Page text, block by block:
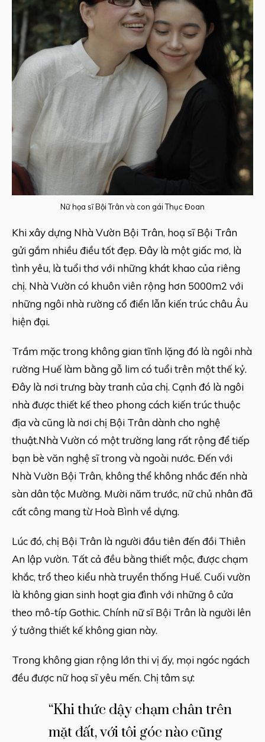
Nữ họa sĩ Bội Trân và con gái Thục Đoan
Khi xây dựng Nhà Vườn Bội Trân, hoạ sĩ Bội Trân
gửi gắm nhiều điều tốt đẹp. Đây là một giấc mơ, là
tình yêu, là tuổi thơ với những khát khao của riêng
chị. Nhà Vườn có khuôn viên rộng hơn 5000m2 với
những ngôi nhà rường cổ điển lẫn kiến trúc châu Âu
hiện đại.
Trầm mặc trong không gian tĩnh lặng đó là ngôi nhà
rường Huế làm bằng gỗ lim có tuổi trên một thế kỷ.
Đây là nơi trưng bày tranh của chị. Cạnh đó là ngôi
nhà được thiết kế theo phong cách kiến trúc thuộc
địa và cũng là nơi chị Bội Trân dành cho nghệ
thuật.Nhà Vườn có một trường lang rất rộng để tiếp
bạn bè văn nghệ sĩ trong và ngoài nước. Đến với
Nhà Vườn Bội Trân, không thể không nhắc đến nhà
sàn dân tộc Mường. Mười năm trước, nữ chủ nhân đã
cất công mang từ Hoà Bình về dựng.
Lúc đó, chị Bội Trân là người đầu tiên đến đồi Thiên
An lập vườn. Tất cả đều bằng thiết mộc, được chạm
khắc, trổ theo kiểu nhà truyền thống Huế. Cuối vườn
là không gian sinh hoạt gia đình với những ô cửa
theo mô-típ Gothic. Chính nữ sĩ Bội Trân là người lên
ý tưởng thiết kế không gian này.
Trong không gian rộng lớn thi vị ấy, mọi ngóc ngách
đều được nữ hoạ sĩ yêu mến. Chị tâm sự:
“Khi thức dậy chạm chân trên
mặt đất, với tôi góc nào cũng